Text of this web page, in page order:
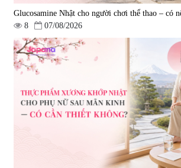
Viên uống hỗ trợ tăng cường
sinh lý nam Testosterone Welson
|10.400
739.350 đ 795.000 đ
Viên uống
trợ tăng
Group 180
2.500.000 đ
Glucosamine Nhật cho người chơi thể thao – có
8
07/08/2026